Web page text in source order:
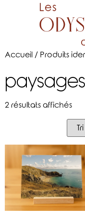
Accueil / Produits
paysages
2 résultats affichés